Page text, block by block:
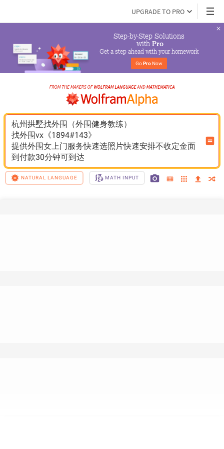
UPGRADE TO PRO
Step-by-Step Solutions
with Pro
Get a step ahead with your homework
Go Pro Now
杭州拱墅找外围（外围健身教练）
找外围vx《1894#143》
提供外围女上门服务快速选照片快速安排不收定金面
到付款30分钟可到达
NATURAL LANGUAGE MATH INPUT